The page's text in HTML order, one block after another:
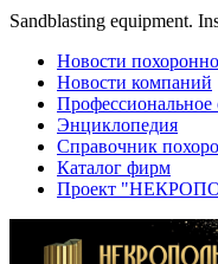
Sandblasting equipment.
Новости
Новости компаний
Профессиональное
Энциклопедия
Справочник
Каталог фирм
Проект